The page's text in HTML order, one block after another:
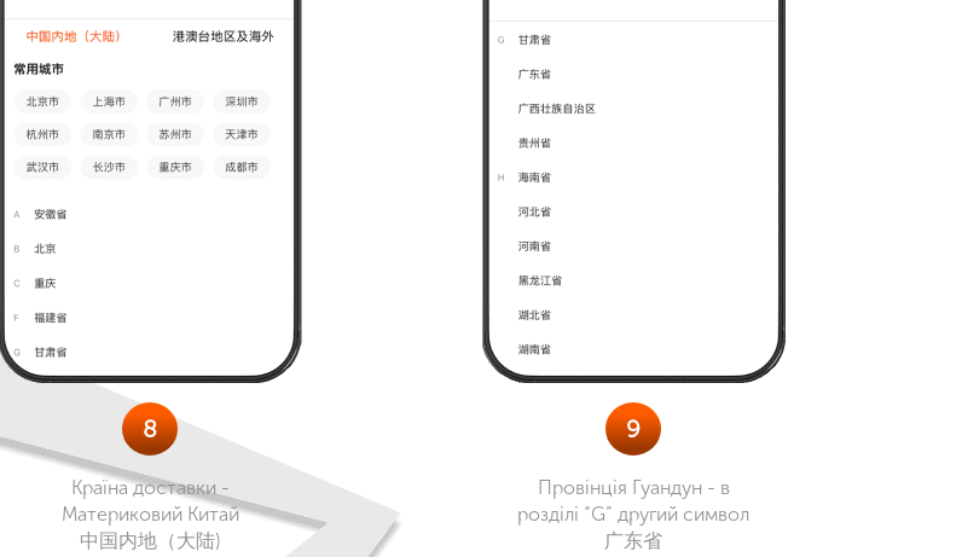
8
Країна доставки -
Материковий Китай
中国内地（大陆)
9
Провінція Гуандун - в
розділі “G” другий символ
广东省